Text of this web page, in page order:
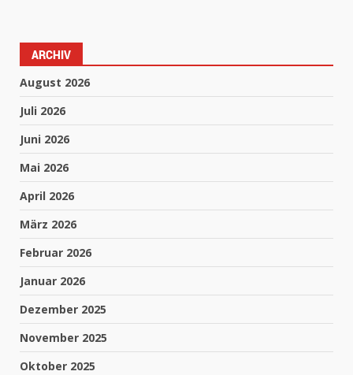
ARCHIV
August 2026
Juli 2026
Juni 2026
Mai 2026
April 2026
März 2026
Februar 2026
Januar 2026
Dezember 2025
November 2025
Oktober 2025